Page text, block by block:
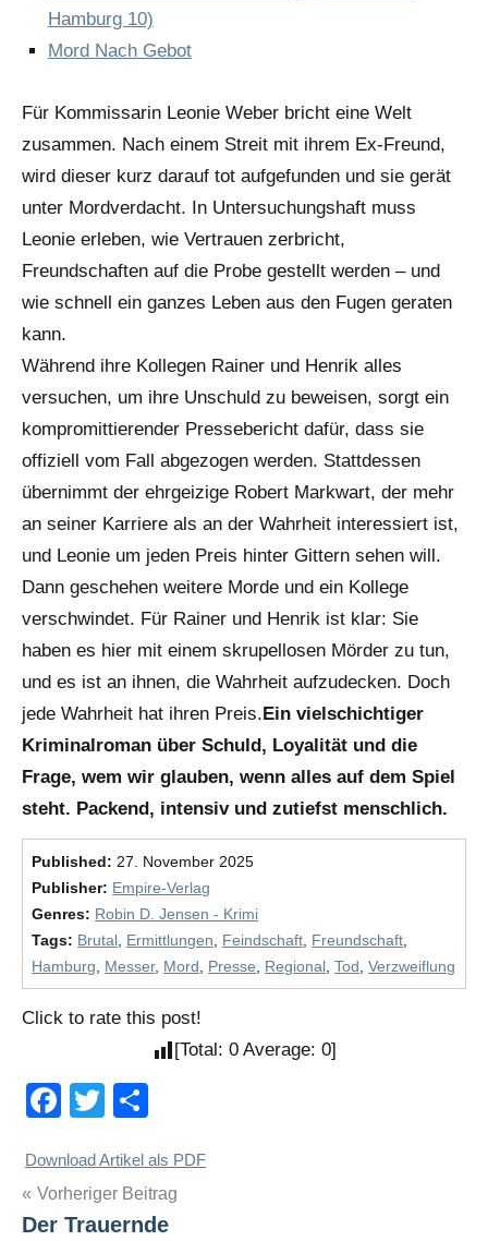
Hamburg 10)
Mord Nach Gebot
Für Kommissarin Leonie Weber bricht eine Welt
zusammen. Nach einem Streit mit ihrem Ex-Freund,
wird dieser kurz darauf tot aufgefunden und sie gerät
unter Mordverdacht. In Untersuchungshaft muss
Leonie erleben, wie Vertrauen zerbricht,
Freundschaften auf die Probe gestellt werden – und
wie schnell ein ganzes Leben aus den Fugen geraten
kann.
Während ihre Kollegen Rainer und Henrik alles
versuchen, um ihre Unschuld zu beweisen, sorgt ein
kompromittierender Pressebericht dafür, dass sie
offiziell vom Fall abgezogen werden. Stattdessen
übernimmt der ehrgeizige Robert Markwart, der mehr
an seiner Karriere als an der Wahrheit interessiert ist,
und Leonie um jeden Preis hinter Gittern sehen will.
Dann geschehen weitere Morde und ein Kollege
verschwindet. Für Rainer und Henrik ist klar: Sie
haben es hier mit einem skrupellosen Mörder zu tun,
und es ist an ihnen, die Wahrheit aufzudecken. Doch
jede Wahrheit hat ihren Preis. Ein vielschichtiger
Kriminalroman über Schuld, Loyalität und die
Frage, wem wir glauben, wenn alles auf dem Spiel
steht. Packend, intensiv und zutiefst menschlich.
Published: 27. November 2025
Publisher: Empire-Verlag
Genres: Robin D. Jensen - Krimi
Tags: Brutal Ermittlungen Feindschaft Freundschaft
Hamburg
Messer, Mord Presse Regional ,Tod ,Verzweiflung
Click to rate this post!
[Total: 0 Average: 0]
Facebook
Twitter
Download Artikel als PDF
Beitragsnavigation
Vorheriger Beitrag
Der Trauernde